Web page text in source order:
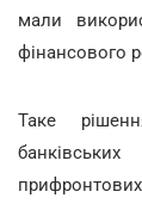
мали
фінансового
Таке